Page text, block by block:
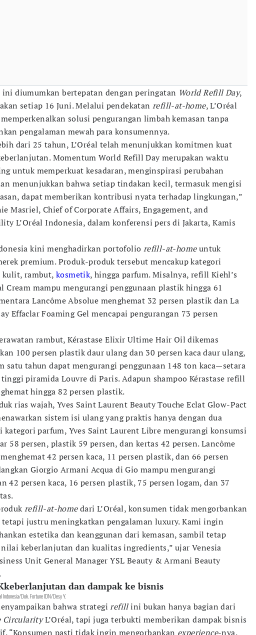
ini diumumkan bertepatan dengan peringatan World Refill Day,
setiap 16 Juni. Melalui pendekatan refill-at-home, L’Oréal
solusi pengurangan limbah kemasan tanpa
pengalaman mewah para konsumennya.
dari 25 tahun, L’Oréal telah menunjukkan komitmen kuat
Momentum World Refill Day merupakan waktu
untuk memperkuat kesadaran, menginspirasi perubahan
menunjukkan bahwa setiap tindakan kecil, termasuk mengisi
dapat memberikan kontribusi nyata terhadap lingkungan,”
Masriel, Chief of Corporate Affairs, Engagement, and
L’Oréal Indonesia, dalam konferensi pers di Jakarta, Kamis
kini menghadirkan portofolio refill-at-homeuntuk
premium. Produk-produk tersebut mencakup kategori
kulit, rambut, kosmetik, hingga parfum. Misalnya, refill Kiehl’s
Cream mampu mengurangi penggunaan plastik hingga 61
Lancôme Absolue menghemat 32 persen plastik dan La
Effaclar Foaming Gel mencapai pengurangan 73 persen
rambut, Kérastase Elixir Ultime Hair Oil dikemas
100 persen plastik daur ulang dan 30 persen kaca daur ulang,
satu tahun dapat mengurangi penggunaan 148 ton kaca—setara
piramida Louvre di Paris. Adapun shampoo Kérastase refill
hingga 82 persen plastik.
rias wajah, Yves Saint Laurent Beauty Touche Eclat Glow-Pact
sistem isi ulang yang praktis hanya dengan dua
kategori parfum, Yves Saint Laurent Libre mengurangi konsumsi
58 persen, plastik 59 persen, dan kertas 42 persen. Lancôme
42 persen kaca, 11 persen plastik, dan 66 persen
Giorgio Armani Acqua di Gio mampu mengurangi
42 persen kaca, 16 persen plastik, 75 persen logam, dan 37
refill-at-homedari L’Oréal, konsumen tidak mengorbankan
justru meningkatkan pengalaman luxury. Kami ingin
estetika dan keanggunan dari kemasan, sambil tetap
nilai keberlanjutan dan kualitas ingredients,” ujar Venesia
Unit General Manager YSL Beauty & Armani Beauty
dan dampak ke bisnis
Indonesia/Dok. Fortune IDN/Desy Y.
bahwa strategirefillini bukan hanya bagian dari
CircularityL’Oréal, tapi juga terbukti memberikan dampak bisnis
“Konsumen pasti tidak ingin mengorbankan experience-nya.